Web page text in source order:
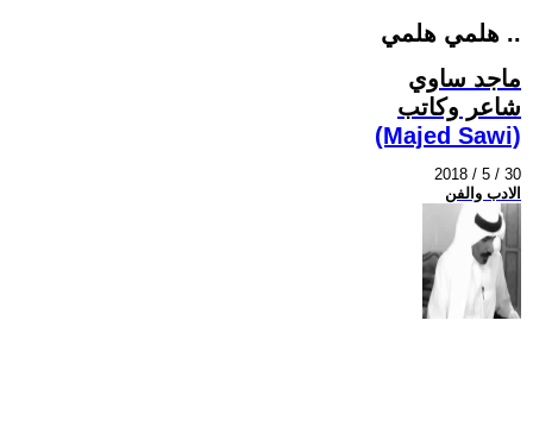
هلمي هلمي ..
ماجد ساوي
شاعر وكاتب
(Majed Sawi)
2018 / 5 / 30
الادب والفن